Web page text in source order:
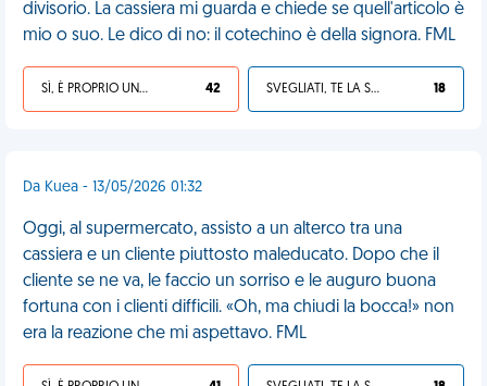
divisorio. La cassiera mi guarda e chiede se quell'articolo è
mio o suo. Le dico di no: il cotechino è della signora. FML
SÌ, È PROPRIO UNA VDM! 42 SVEGLIATI, TE LA SEI CERCATA! 18
Da Kuea - 13/05/2026 01:32
Oggi, al supermercato, assisto a un alterco tra una
cassiera e un cliente piuttosto maleducato. Dopo che il
cliente se ne va, le faccio un sorriso e le auguro buona
fortuna con i clienti difficili. «Oh, ma chiudi la bocca!» non
era la reazione che mi aspettavo. FML